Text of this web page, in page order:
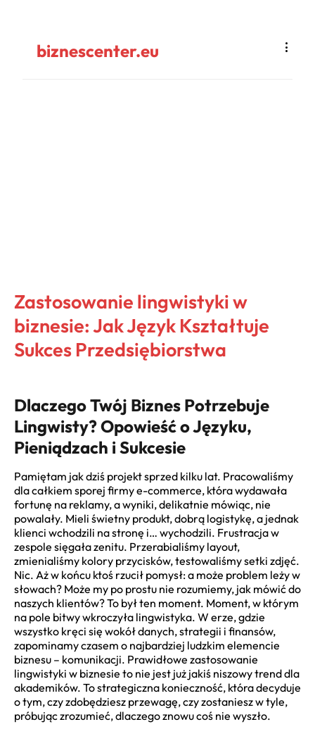
biznescenter.eu
Zastosowanie lingwistyki w
biznesie: Jak Język Kształtuje
Sukces Przedsiębiorstwa
Dlaczego Twój Biznes Potrzebuje
Lingwisty? Opowieść o Języku,
Pieniądzach i Sukcesie
Pamiętam jak dziś projekt sprzed kilku lat. Pracowaliśmy
dla całkiem sporej firmy e-commerce, która wydawała
fortunę na reklamy, a wyniki, delikatnie mówiąc, nie
powalały. Mieli świetny produkt, dobrą logistykę, a jednak
klienci wchodzili na stronę i… wychodzili. Frustracja w
zespole sięgała zenitu. Przerabialiśmy layout,
zmienialiśmy kolory przycisków, testowaliśmy setki zdjęć.
Nic. Aż w końcu ktoś rzucił pomysł: a może problem leży w
słowach? Może my po prostu nie rozumiemy, jak mówić do
naszych klientów? To był ten moment. Moment, w którym
na pole bitwy wkroczyła lingwistyka. W erze, gdzie
wszystko kręci się wokół danych, strategii i finansów,
zapominamy czasem o najbardziej ludzkim elemencie
biznesu – komunikacji. Prawidłowe zastosowanie
lingwistyki w biznesie to nie jest już jakiś niszowy trend dla
akademików. To strategiczna konieczność, która decyduje
o tym, czy zdobędziesz przewagę, czy zostaniesz w tyle,
próbując zrozumieć, dlaczego znowu coś nie wyszło.